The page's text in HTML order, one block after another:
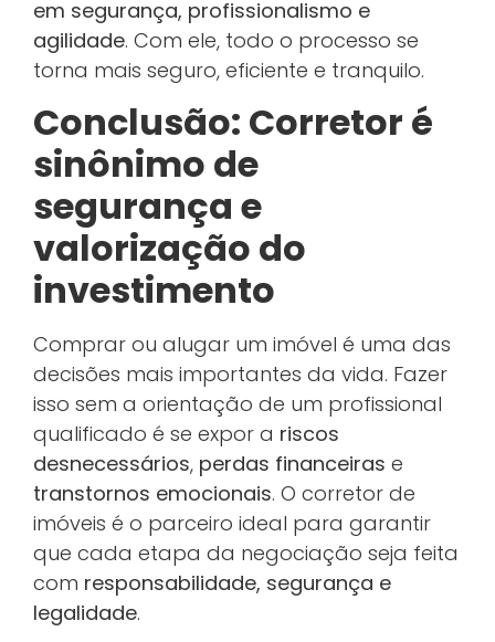
em segurança, profissionalismo e
agilidade. Com ele, todo o processo se
torna mais seguro, eficiente e tranquilo.
Conclusão: Corretor é
sinônimo de
segurança e
valorização do
investimento
Comprar ou alugar um imóvel é uma das
decisões mais importantes da vida. Fazer
isso sem a orientação de um profissional
qualificado é se expor a riscos
desnecessários, perdas financeiras e
transtornos emocionais. O corretor de
imóveis é o parceiro ideal para garantir
que cada etapa da negociação seja feita
com responsabilidade, segurança e
legalidade.